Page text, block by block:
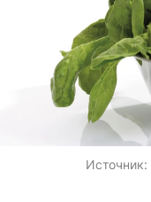
Источник: